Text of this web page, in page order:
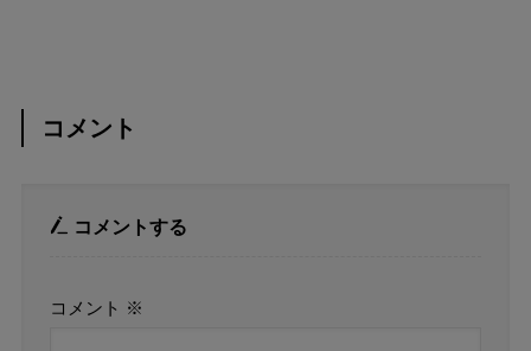
コメント
コメントする
コメント ※